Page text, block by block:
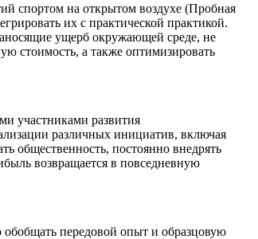
спортом на открытом воздухе (Пробная
их с практической практикой.
ущерб окружающей среде, не
стоимость, а также оптимизировать
участниками развития
различных инициатив, включая
общественность, постоянно внедрять
возвращается в повседневную
передовой опыт и образцовую